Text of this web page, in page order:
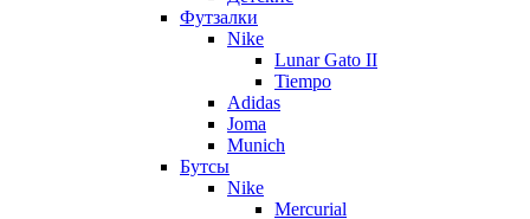
Футзалки
Nike
Lunar Gato II
Tiempo
Adidas
Joma
Munich
Бутсы
Nike
Mercurial